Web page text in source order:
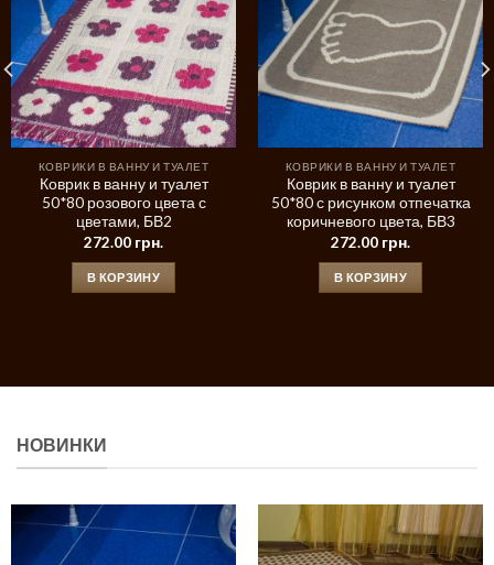
КОВРИКИ В ВАННУ И ТУАЛЕТ
Коврик в ванну и туалет
50*80 розового цвета с
цветами, БВ2
272.00 грн.
В КОРЗИНУ
КОВРИКИ В ВАННУ И ТУАЛЕТ
Коврик в ванну и туалет
50*80 с рисунком отпечатка
коричневого цвета, БВ3
272.00 грн.
В КОРЗИНУ
НОВИНКИ